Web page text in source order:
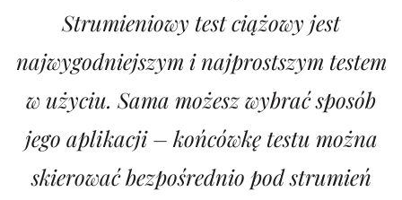
Strumieniowy test ciążowy jest
najwygodniejszym i najprostszym testem
w użyciu. Sama możesz wybrać sposób
jego aplikacji – końcówkę testu można
skierować bezpośrednio pod strumień